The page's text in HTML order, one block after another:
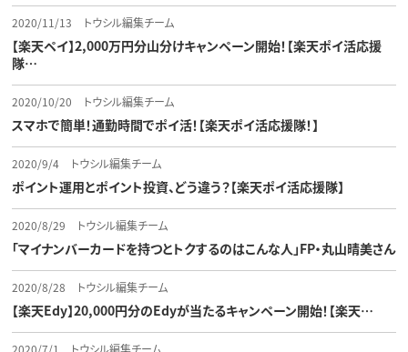
2020/11/13 トウシル編集チーム
【楽天ペイ】2,000万円分山分けキャンペーン開始！【楽天ポイ活応援
隊…
2020/10/20 トウシル編集チーム
スマホで簡単！通勤時間でポイ活！【楽天ポイ活応援隊！】
2020/9/4 トウシル編集チーム
ポイント運用とポイント投資、どう違う？【楽天ポイ活応援隊】
2020/8/29 トウシル編集チーム
「マイナンバーカードを持つとトクするのはこんな人」FP・丸山晴美さん
2020/8/28 トウシル編集チーム
【楽天Edy】20,000円分のEdyが当たるキャンペーン開始！【楽天…